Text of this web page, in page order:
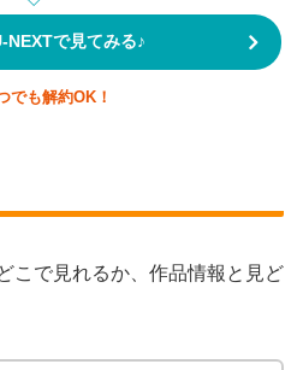
NEXTで見てみる♪
でも解約OK！
こで見れるか、作品情報と見ど